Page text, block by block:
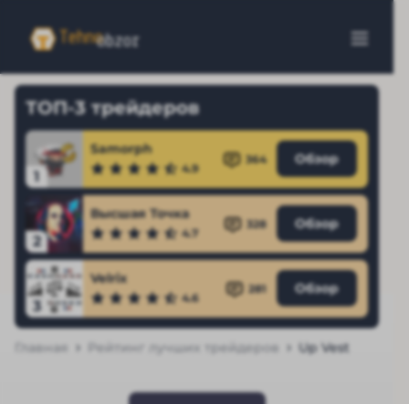
ТОП-3 трейдеров
1
Samorph
4.9
364 Обзор
2
Высшая Точка
4.7
328 Обзор
3
Velrix
4.6
281 Обзор
Главная Рейтинг лучших трейдеров Up Vest